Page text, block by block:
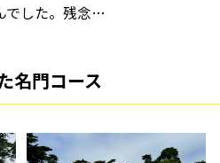
でした。残念…
名門コース